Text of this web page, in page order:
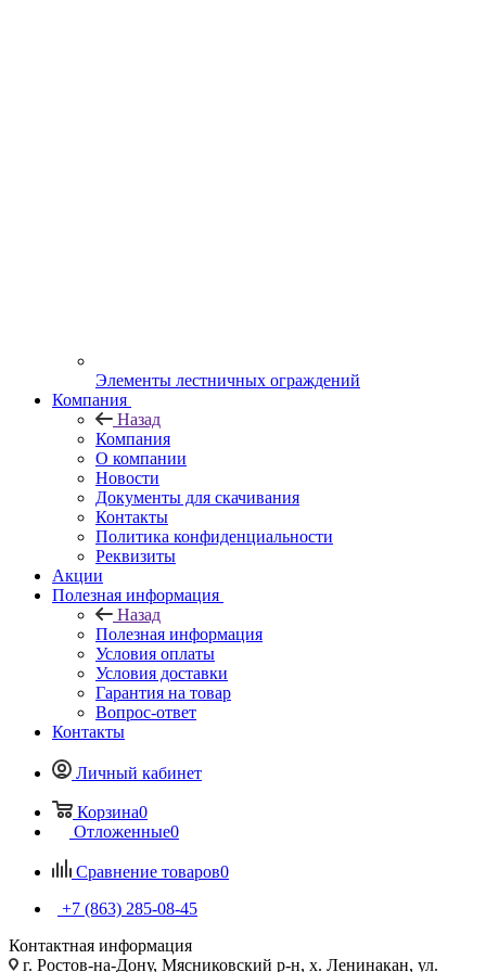
Элементы лестничных ограждений
Компания
Назад
Компания
О компании
Новости
Документы для скачивания
Контакты
Политика конфиденциальности
Реквизиты
Акции
Полезная информация
Назад
Полезная информация
Условия оплаты
Условия доставки
Гарантия на товар
Вопрос-ответ
Контакты
Личный кабинет
Корзина0
Отложенные0
Сравнение товаров0
+7 (863) 285-08-45
Контактная информация
г. Ростов-на-Дону, Мясниковский р-н, х. Ленинакан, ул.